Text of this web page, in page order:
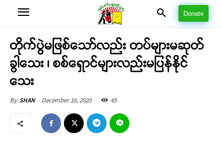
Donate
တိုက်ပွဲမဖြစ်သော်လည်း တပ်များမဆုတ်
ခွါသေး ၊ စစ်ရှောင်များလည်းမပြန်နိုင်
သေး
By SHAN December 16, 2020 45